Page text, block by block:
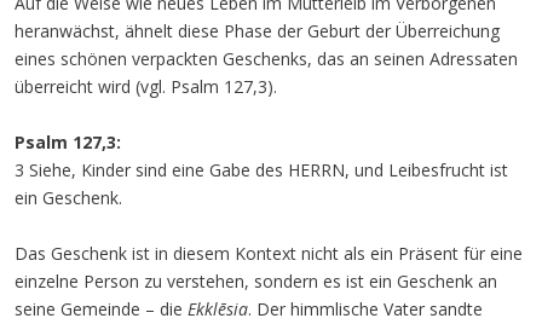
heranwächst, ähnelt diese Phase der Geburt der Überreichung
eines schönen verpackten Geschenks, das an seinen Adressaten
überreicht wird (vgl. Psalm 127,3).
Psalm 127,3:
3 Siehe, Kinder sind eine Gabe des HERRN, und Leibesfrucht ist
ein Geschenk.
Das Geschenk ist in diesem Kontext nicht als ein Präsent für eine
einzelne Person zu verstehen, sondern es ist ein Geschenk an
seine Gemeinde – die Ekklēsia. Der himmlische Vater sandte